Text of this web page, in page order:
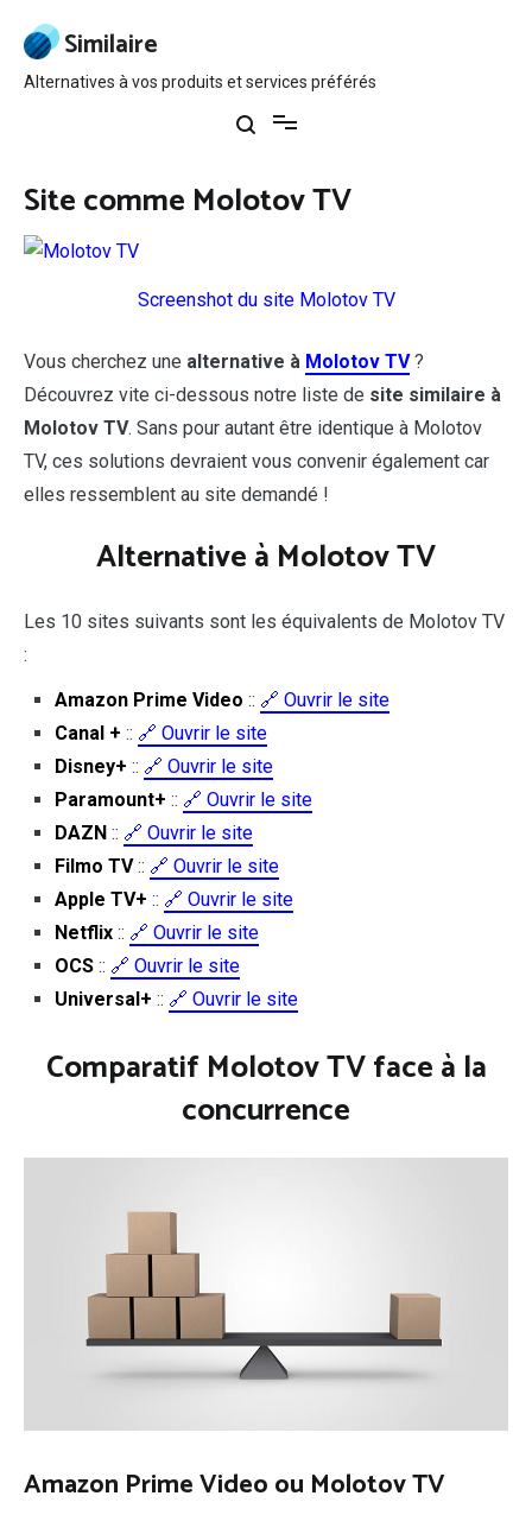
contenu Similaire
Alternatives à vos produits et services préférés
Site comme Molotov TV
Screenshot du site Molotov TV
Vous cherchez une alternative à Molotov TV?
Découvrez vite ci-dessous notre liste de site similaire à
Molotov TV. Sans pour autant être identique à Molotov
TV, ces solutions devraient vous convenir également car
elles ressemblent au site demandé !
Alternative à Molotov TV
Les 10 sites suivants sont les équivalents de Molotov TV
:
Amazon Prime Video :: 🔗 Ouvrir le site
Canal + :: 🔗 Ouvrir le site
Disney+ :: 🔗 Ouvrir le site
Paramount+ :: 🔗 Ouvrir le site
DAZN :: 🔗 Ouvrir le site
Filmo TV :: 🔗 Ouvrir le site
Apple TV+ :: 🔗 Ouvrir le site
Netflix :: 🔗 Ouvrir le site
OCS :: 🔗 Ouvrir le site
Universal+ :: 🔗 Ouvrir le site
Comparatif Molotov TV face à la
concurrence
Amazon Prime Video ou Molotov TV